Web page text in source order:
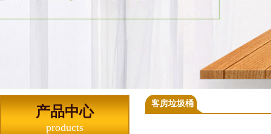
产品中心
products
客房垃圾桶